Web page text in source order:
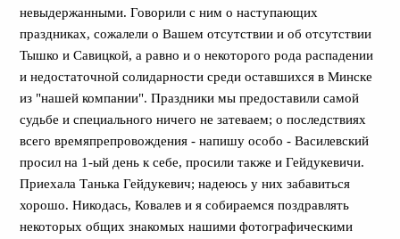
невыдержанными. Говорили с ним о наступающих
праздниках, сожалели о Вашем отсутствии и об отсутствии
Тышко и Савицкой, а равно и о некоторого рода распадении
и недостаточной солидарности среди оставшихся в Минске
из "нашей компании". Праздники мы предоставили самой
судьбе и специального ничего не затеваем; о последствиях
всего времяпрепровождения - напишу особо - Василевский
просил на 1-ый день к себе, просили также и Гейдукевичи.
Приехала Танька Гейдукевич; надеюсь у них забавиться
хорошо. Никодась, Ковалев и я собираемся поздравлять
некоторых общих знакомых нашими фотографическими